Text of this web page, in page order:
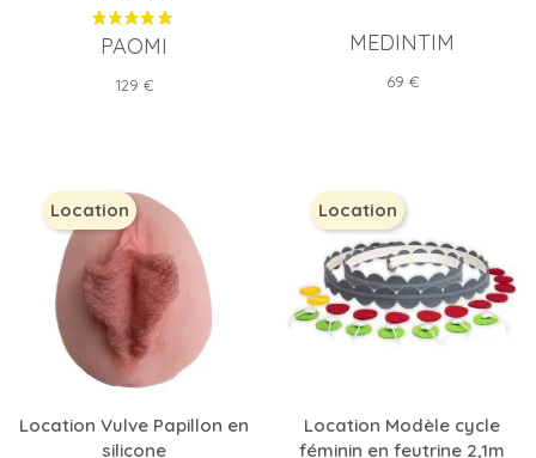
PAOMI
Prix
129 €
MEDINTIM
Prix
69 €
Location Vulve Papillon en
silicone
Location
Location Modèle cycle
féminin en feutrine 2,1m
Location